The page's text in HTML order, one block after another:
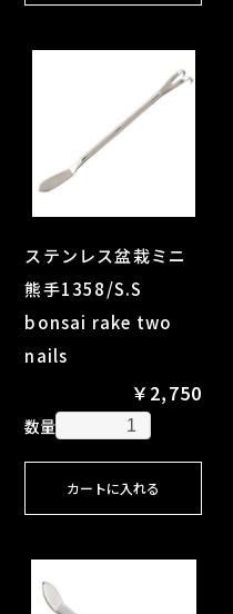
ステンレス盆栽ミニ
熊手1358/S.S
bonsai rake two
nails
￥2,750
数量
カートに入れる